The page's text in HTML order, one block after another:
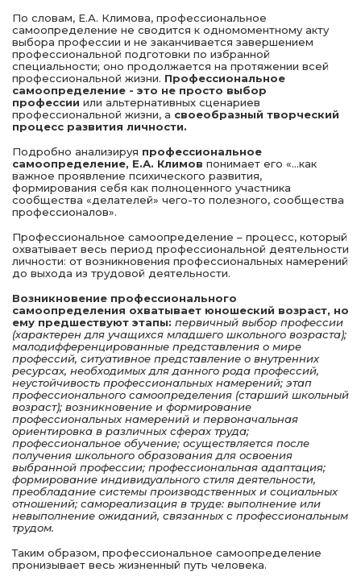
По словам, Е.А. Климова, профессиональное
самоопределение не сводится к одномоментному акту
выбора профессии и не заканчивается завершением
профессиональной подготовки по избранной
специальности; оно продолжается на протяжении всей
профессиональной жизни. Профессиональное
самоопределение - это не просто выбор
профессии или альтернативных сценариев
профессиональной жизни, а своеобразный творческий
процесс развития личности.
Подробно анализируя профессиональное
самоопределение, Е.А. Климов понимает его «…как
важное проявление психического развития,
формирования себя как полноценного участника
сообщества «делателей» чего-то полезного, сообщества
профессионалов».
Профессиональное самоопределение – процесс, который
охватывает весь период профессиональной деятельности
личности: от возникновения профессиональных намерений
до выхода из трудовой деятельности.
Возникновение профессионального
самоопределения охватывает юношеский возраст, но
ему предшествуют этапы: первичный выбор профессии
(характерен для учащихся младшего школьного возраста);
малодифференцированные представления о мире
профессий, ситуативное представление о внутренних
ресурсах, необходимых для данного рода профессий,
неустойчивость профессиональных намерений; этап
профессионального самоопределения (старший школьный
возраст); возникновение и формирование
профессиональных намерений и первоначальная
ориентировка в различных сферах труда;
профессиональное обучение; осуществляется после
получения школьного образования для освоения
выбранной профессии; профессиональная адаптация;
формирование индивидуального стиля деятельности,
преобладание системы производственных и социальных
отношений; самореализация в труде: выполнение или
невыполнение ожиданий, связанных с профессиональным
трудом.
Таким образом, профессиональное самоопределение
пронизывает весь жизненный путь человека.